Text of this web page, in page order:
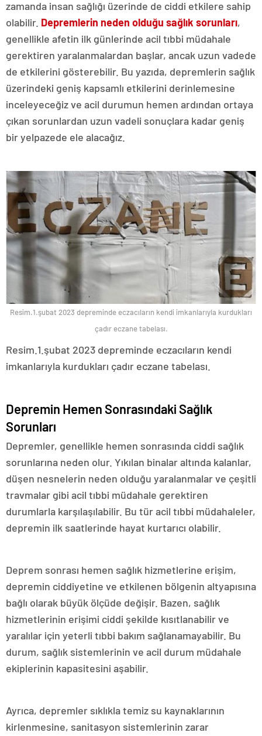
zamanda insan sağlığı üzerinde de ciddi etkilere sahip
olabilir. Depremlerin neden olduğu sağlık sorunları,
genellikle afetin ilk günlerinde acil tıbbi müdahale
gerektiren yaralanmalardan başlar, ancak uzun vadede
de etkilerini gösterebilir. Bu yazıda, depremlerin sağlık
üzerindeki geniş kapsamlı etkilerini derinlemesine
inceleyeceğiz ve acil durumun hemen ardından ortaya
çıkan sorunlardan uzun vadeli sonuçlara kadar geniş
bir yelpazede ele alacağız.
Resim.1.şubat 2023 depreminde eczacıların kendi imkanlarıyla kurdukları
çadır eczane tabelası.
Resim.1.şubat 2023 depreminde eczacıların kendi
imkanlarıyla kurdukları çadır eczane tabelası.
Depremin Hemen Sonrasındaki Sağlık
Sorunları
Depremler, genellikle hemen sonrasında ciddi sağlık
sorunlarına neden olur. Yıkılan binalar altında kalanlar,
düşen nesnelerin neden olduğu yaralanmalar ve çeşitli
travmalar gibi acil tıbbi müdahale gerektiren
durumlarla karşılaşılabilir. Bu tür acil tıbbi müdahaleler,
depremin ilk saatlerinde hayat kurtarıcı olabilir.
Deprem sonrası hemen sağlık hizmetlerine erişim,
depremin ciddiyetine ve etkilenen bölgenin altyapısına
bağlı olarak büyük ölçüde değişir. Bazen, sağlık
hizmetlerinin erişimi ciddi şekilde kısıtlanabilir ve
yaralılar için yeterli tıbbi bakım sağlanamayabilir. Bu
durum, sağlık sistemlerinin ve acil durum müdahale
ekiplerinin kapasitesini aşabilir.
Ayrıca, depremler sıklıkla temiz su kaynaklarının
kirlenmesine, sanitasyon sistemlerinin zarar